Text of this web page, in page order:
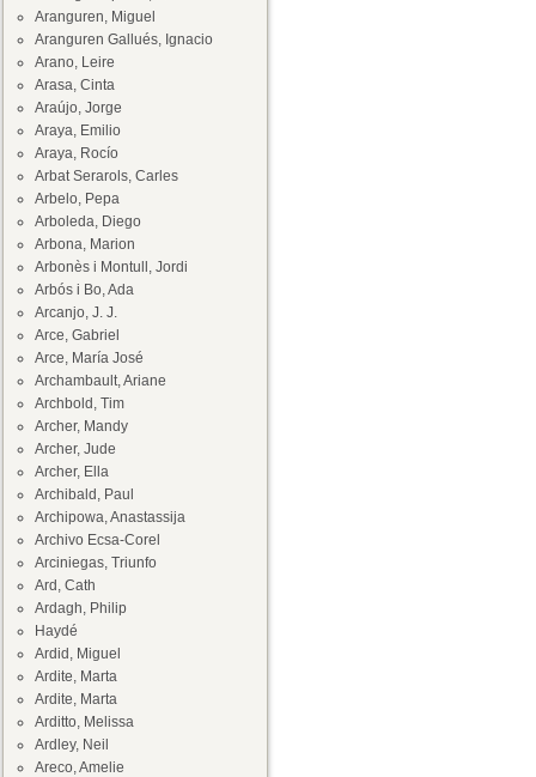
Aranguren, Miguel
Aranguren Gallués, Ignacio
Arano, Leire
Arasa, Cinta
Araújo, Jorge
Araya, Emilio
Araya, Rocío
Arbat Serarols, Carles
Arbelo, Pepa
Arboleda, Diego
Arbona, Marion
Arbonès i Montull, Jordi
Arbós i Bo, Ada
Arcanjo, J. J.
Arce, Gabriel
Arce, María José
Archambault, Ariane
Archbold, Tim
Archer, Mandy
Archer, Jude
Archer, Ella
Archibald, Paul
Archipowa, Anastassija
Archivo Ecsa-Corel
Arciniegas, Triunfo
Ard, Cath
Ardagh, Philip
Haydé
Ardid, Miguel
Ardite, Marta
Ardite, Marta
Arditto, Melissa
Ardley, Neil
Areco, Amelie